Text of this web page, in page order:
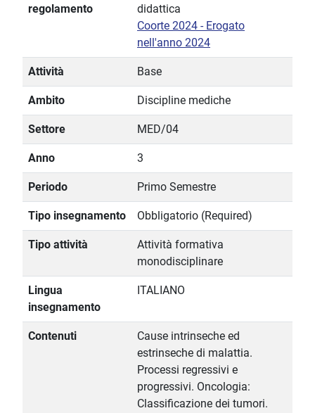
regolamento
didattica
Coorte 2024 - Erogato
nell'anno 2024
Attività Base
Ambito Discipline mediche
Settore MED/04
Anno 3
Periodo Primo Semestre
Tipo insegnamento Obbligatorio (Required)
Tipo attività
Attività formativa
monodisciplinare
Lingua
insegnamento
ITALIANO
Contenuti
Cause intrinseche ed
estrinseche di malattia.
Processi regressivi e
progressivi. Oncologia:
Classificazione dei tumori.